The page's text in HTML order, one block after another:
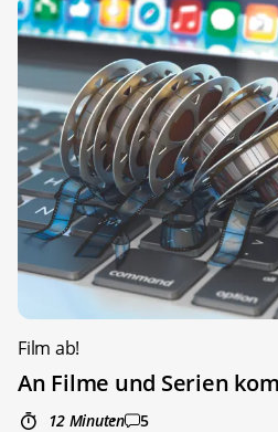
Film ab!
An Filme und Serien
12 Minuten 5